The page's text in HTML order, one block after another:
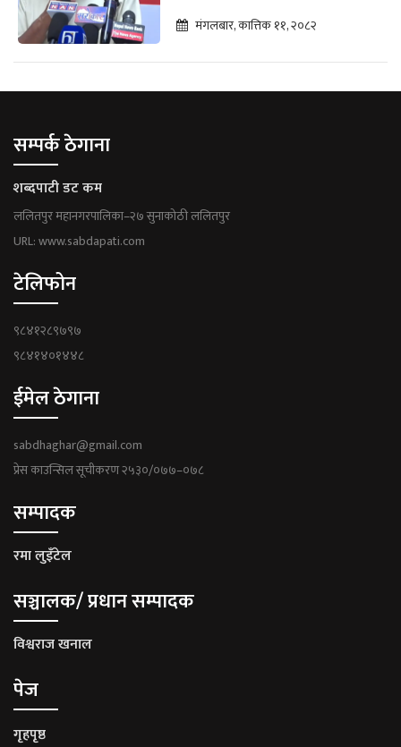
मंगलबार, कात्तिक ११, २०८२
सम्पर्क ठेगाना
शब्दपाटी डट कम
ललितपुर महानगरपालिका–२७ सुनाकोठी ललितपुर
URL: www.sabdapati.com
टेलिफोन
९८४१२८९७९७
९८४१४०१४४८
ईमेल ठेगाना
sabdhaghar@gmail.com
प्रेस काउन्सिल सूचीकरण २५३०/०७७–०७८
सम्पादक
रमा लुइँटेल
सञ्चालक/ प्रधान सम्पादक
विश्वराज खनाल
पेज
गृहपृष्ठ